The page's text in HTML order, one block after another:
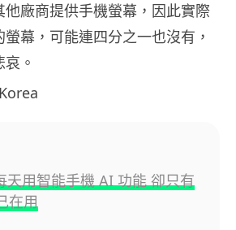
廠商提供手機螢幕，因此實際
幕，可能連四分之一也沒有，
。
天用智能手機 AI 功能 卻只有
在用